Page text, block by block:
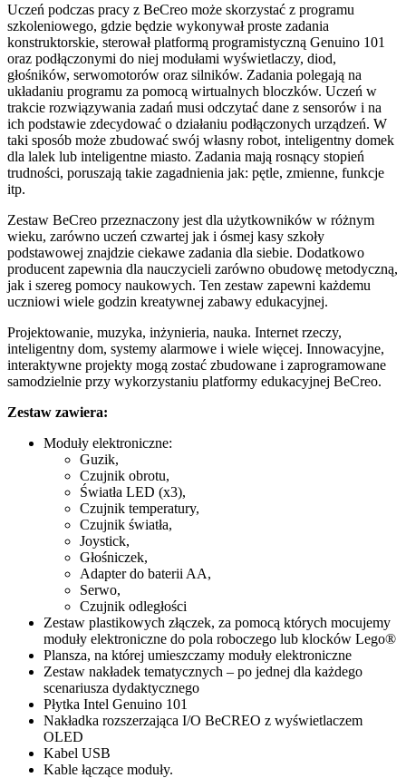
Uczeń podczas pracy z BeCreo może skorzystać z programu
szkoleniowego, gdzie będzie wykonywał proste zadania
konstruktorskie, sterował platformą programistyczną Genuino 101
oraz podłączonymi do niej modułami wyświetlaczy, diod,
głośników, serwomotorów oraz silników. Zadania polegają na
układaniu programu za pomocą wirtualnych bloczków. Uczeń w
trakcie rozwiązywania zadań musi odczytać dane z sensorów i na
ich podstawie zdecydować o działaniu podłączonych urządzeń. W
taki sposób może zbudować swój własny robot, inteligentny domek
dla lalek lub inteligentne miasto. Zadania mają rosnący stopień
trudności, poruszają takie zagadnienia jak: pętle, zmienne, funkcje
itp.
Zestaw BeCreo przeznaczony jest dla użytkowników w różnym
wieku, zarówno uczeń czwartej jak i ósmej kasy szkoły
podstawowej znajdzie ciekawe zadania dla siebie. Dodatkowo
producent zapewnia dla nauczycieli zarówno obudowę metodyczną,
jak i szereg pomocy naukowych. Ten zestaw zapewni każdemu
uczniowi wiele godzin kreatywnej zabawy edukacyjnej.
Projektowanie, muzyka, inżynieria, nauka. Internet rzeczy,
inteligentny dom, systemy alarmowe i wiele więcej. Innowacyjne,
interaktywne projekty mogą zostać zbudowane i zaprogramowane
samodzielnie przy wykorzystaniu platformy edukacyjnej BeCreo.
Zestaw zawiera:
Moduły elektroniczne:
Guzik,
Czujnik obrotu,
Światła LED (x3),
Czujnik temperatury,
Czujnik światła,
Joystick,
Głośniczek,
Adapter do baterii AA,
Serwo,
Czujnik odległości
Zestaw plastikowych złączek, za pomocą których mocujemy
moduły elektroniczne do pola roboczego lub klocków Lego®
Plansza, na której umieszczamy moduły elektroniczne
Zestaw nakładek tematycznych – po jednej dla każdego
scenariusza dydaktycznego
Płytka Intel Genuino 101
Nakładka rozszerzająca I/O BeCREO z wyświetlaczem
OLED
Kabel USB
Kable łączące moduły.